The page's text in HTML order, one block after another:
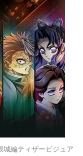
城編ティザービジュア